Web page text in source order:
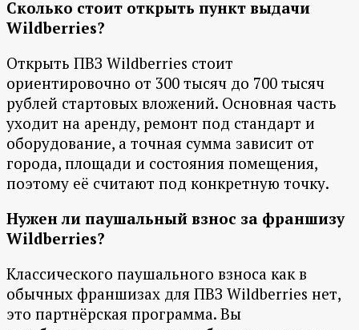
Сколько стоит открыть пункт выдачи
Wildberries?
Открыть ПВЗ Wildberries стоит
ориентировочно от 300 тысяч до 700 тысяч
рублей стартовых вложений. Основная часть
уходит на аренду, ремонт под стандарт и
оборудование, а точная сумма зависит от
города, площади и состояния помещения,
поэтому её считают под конкретную точку.
Нужен ли паушальный взнос за франшизу
Wildberries?
Классического паушального взноса как в
обычных франшизах для ПВЗ Wildberries нет,
это партнёрская программа. Вы